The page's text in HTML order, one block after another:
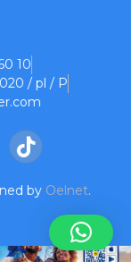
10
/ pl / P
TikTok
by Oelnet.